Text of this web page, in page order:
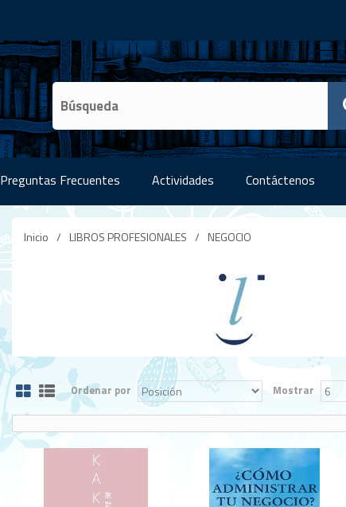
Preguntas Frecuentes Actividades Contáctenos
Inicio / LIBROS PROFESIONALES / NEGOCIO
Ordenar por Mostrar